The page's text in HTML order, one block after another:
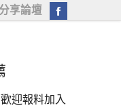
分享論壇
迎報料加入